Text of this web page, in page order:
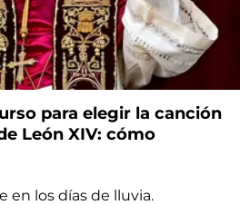
para elegir la canción
León XIV: cómo